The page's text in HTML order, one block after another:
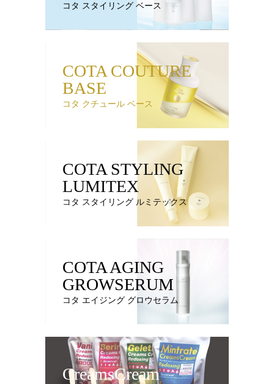
コタ スタイリング ベース
COTA COUTURE
BASE
コタ クチュール ベース
COTA STYLING
LUMITEX
コタ スタイリング ルミテックス
COTA AGING
GROWSERUM
コタ エイジング グロウセラム
CreamsCream